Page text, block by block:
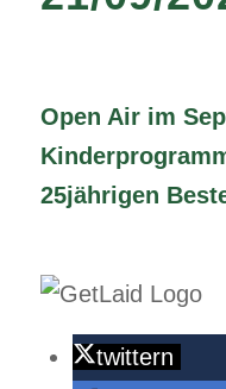
Open Air im
25jährigen
twittern